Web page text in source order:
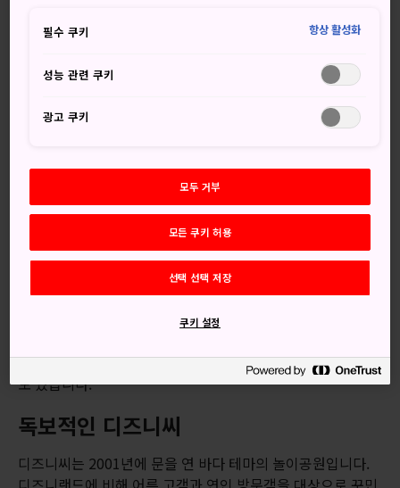
도착합니다.
를 통과해
치바역에 정차합니다.
게이요선의 경우
에서 출발해 마이하마(디즈니랜드),
클래식 도쿄 디즈니랜드
치바현 우라야스시에는 치바를 대표하는 필수 방문 명소인
쿄 디즈니 리조트
가 있습니다. 도쿄만에 자리 잡은 이 리조
에서 30분이면 도착합니다.
1983년에 문을 연 시설로, 미국 외 다른 국가에는 처음으로 생
래식한 놀이기구를 많이 접할 수 있고, 그 외에 몇몇 다른 시설
도 있습니다.
독보적인 디즈니씨
디즈니씨는 2001년에 문을 연 바다 테마의 놀이공원입니다.
필수 쿠키 항상 활성화
성능 관련 쿠키
광고 쿠키
모두 거부
모든 쿠키 허용
선택 선택 저장
쿠키 설정